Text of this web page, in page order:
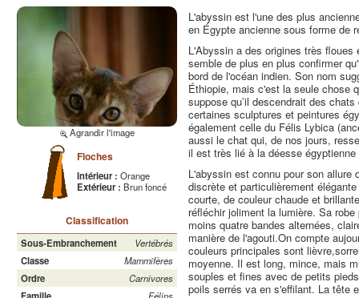
Agrandir l'image
Floches
Intérieur : Orange
Extérieur : Brun foncé
Classification
Sous-Embranchement
Vertébrés
Classe
Mammifères
Ordre
Carnivores
L'abyssin est l'une des plus
en Égypte ancienne sous forme de
L'Abyssin a des origines très
semble de plus en plus confirmer
bord de l'océan indien. Son nom
Éthiopie, mais c'est la seule chose
suppose qu’il descendrait des
certaines sculptures et peintures
également celle du Félis Lybica
aussi le chat qui, de nos jours,
il est très lié à la déesse
L'abyssin est connu pour son allure
discrète et particulièrement
courte, de couleur chaude et
réfléchir joliment la lumière. Sa
moins quatre bandes alternées,
manière de l'agouti.On compte
couleurs principales sont
moyenne. Il est long, mince, mais
souples et fines avec de petits
poils serrés va en s'effilant. La tête